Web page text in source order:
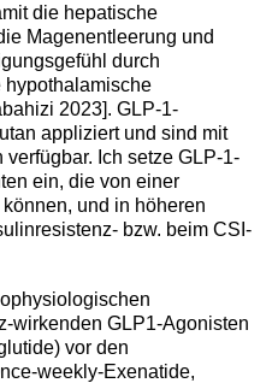
die hepatische
Magenentleerung und
durch
hypothalamische
2023]. GLP-1-
appliziert und sind mit
Ich setze GLP-1-
ein, die von einer
und in höheren
bzw. beim CSI-
wirkenden GLP1-Agonisten
vor den
weekly-Exenatide,